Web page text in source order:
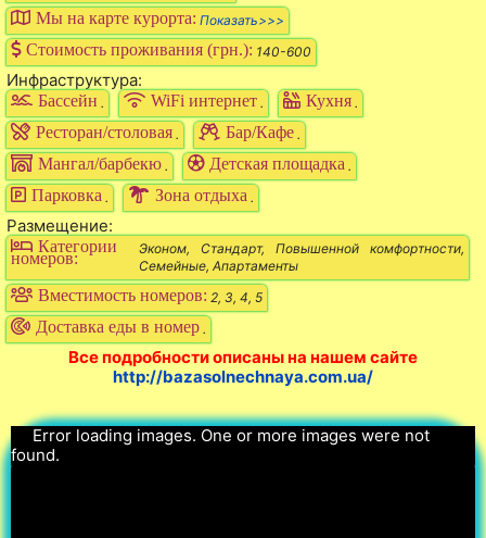
Мы на карте курорта: Показать>>>
Стоимость проживания (грн.): 140-600
Инфраструктура:
Бассейн . WiFi интернет . Кухня .
Ресторан/столовая . Бар/Кафе .
Мангал/барбекю . Детская площадка .
Парковка . Зона отдыха .
Размещение:
Категории
номеров:
Эконом, Стандарт, Повышенной комфортности,
Семейные, Апартаменты
Вместимость номеров: 2, 3, 4, 5
Доставка еды в номер .
Все подробности описаны на нашем сайте
http://bazasolnechnaya.com.ua/
Error loading images. One or more images were not
found.